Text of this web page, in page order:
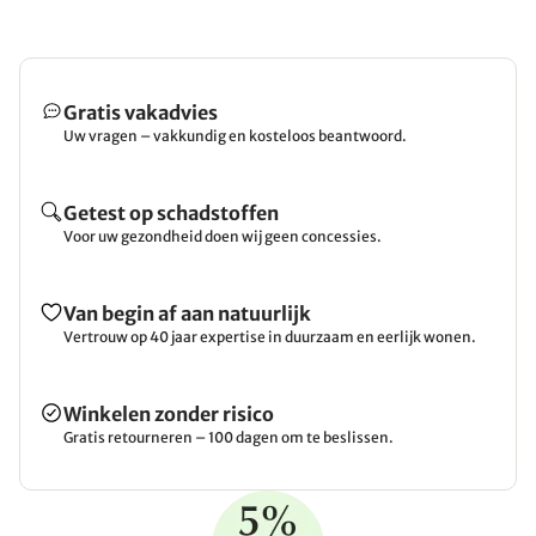
Gratis vakadvies
Uw vragen – vakkundig en kosteloos beantwoord.
Getest op schadstoffen
Voor uw gezondheid doen wij geen concessies.
Van begin af aan natuurlijk
Vertrouw op 40 jaar expertise in duurzaam en eerlijk wonen.
Winkelen zonder risico
Gratis retourneren – 100 dagen om te beslissen.